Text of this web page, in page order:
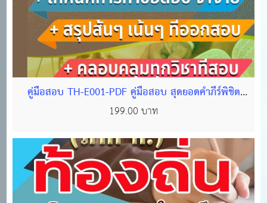
คู่มือสอบ TH-E001-PDF คู่มือสอบ สุดยอดคำภีร์พิชิต
ข้อสอบท้องถิ่น (ภาค ก) ไฟล์ PDF 112 หน้า
199.00 บาท